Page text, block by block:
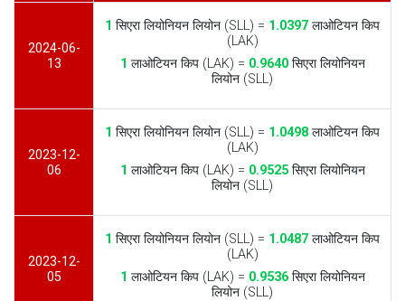
2024-06-
13
1 सिएरा लियोनियन लियोन (SLL) = 1.0397 लाओटियन किप
(LAK)
1 लाओटियन किप (LAK) = 0.9640सिएरा लियोनियन
लियोन (SLL)
2023-12-
06
1 सिएरा लियोनियन लियोन (SLL) = 1.0498 लाओटियन किप
(LAK)
1 लाओटियन किप (LAK) = 0.9525सिएरा लियोनियन
लियोन (SLL)
2023-12-
05
1 सिएरा लियोनियन लियोन (SLL) = 1.0487 लाओटियन किप
(LAK)
1 लाओटियन किप (LAK) = 0.9536सिएरा लियोनियन
लियोन (SLL)